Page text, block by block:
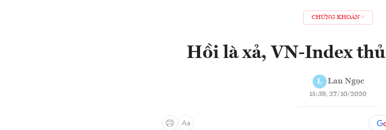
CHỨNG KHOÁN
Hồi là xả, VN-Index
L Lan Ngọc
15:39, 27/10/2020